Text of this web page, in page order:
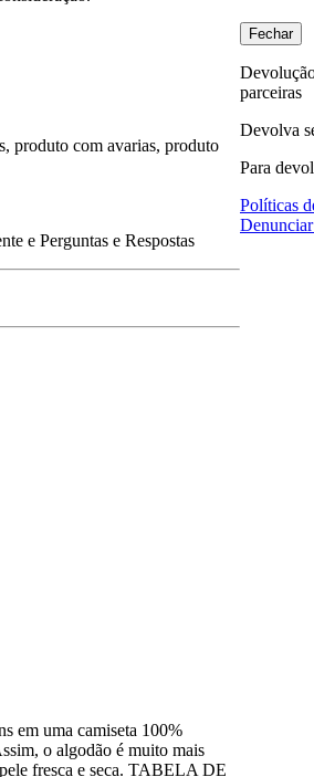
produto com avarias, produto
e Perguntas e Respostas
Fechar
parceiras
Devolva
Para
Políticas
em uma camiseta 100%
o algodão é muito mais
fresca e seca. TABELA DE